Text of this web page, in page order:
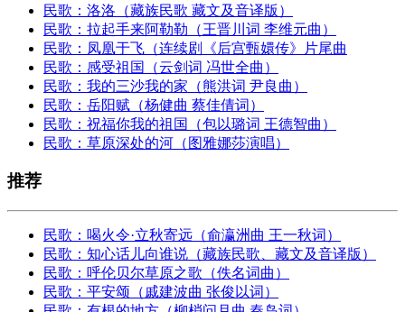
民歌：洛洛（藏族民歌 藏文及音译版）
民歌：拉起手来阿勒勒（王晋川词 李维元曲）
民歌：凤凰于飞（连续剧《后宫甄嬛传》片尾曲
民歌：感受祖国（云剑词 冯世全曲）
民歌：我的三沙我的家（熊洪词 尹良曲）
民歌：岳阳赋（杨健曲 蔡佳倩词）
民歌：祝福你我的祖国（包以璐词 王德智曲）
民歌：草原深处的河（图雅娜莎演唱）
推荐
民歌：喝火令·立秋寄远（俞瀛洲曲 王一秋词）
民歌：知心话儿向谁说（藏族民歌、藏文及音译版）
民歌：呼伦贝尔草原之歌（佚名词曲）
民歌：平安颂（戚建波曲 张俊以词）